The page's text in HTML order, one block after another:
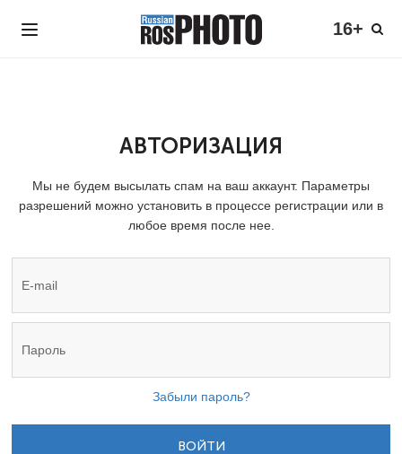
16+
АВТОРИЗАЦИЯ
Мы не будем высылать спам на ваш аккаунт. Параметры
разрешений можно установить в процессе регистрации или в
любое время после нее.
Забыли пароль?
ВОЙТИ